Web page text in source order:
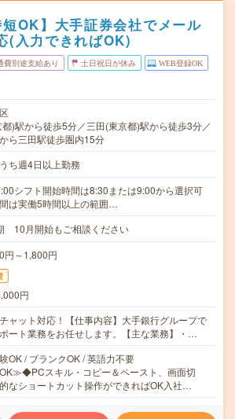
短OK】大手証券会社でメール
(入力できればOK)
費別途支給あり 土日祝日が休み WEB登録OK
)駅から徒歩5分／三田(東京都)駅から徒歩3分／
ら三田駅徒歩圏内15分
ち週4日以上勤務
シフト開始時間は8:30または9:00から選択可
は実働5時間以上の範囲…
10月開始もご相談ください
円～1,800円
円
ャット対応！【仕事内容】大手銀行グループで
ート業務をお任せします。【主な業務】・…
OK / ブランクOK / 英語力不要
スキル・コピー＆ペースト、画面切
なショートカット操作ができればOK入社…